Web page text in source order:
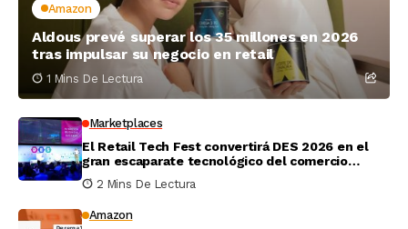
Amazon
Aldous prevé superar los 35 millones en 2026
tras impulsar su negocio en retail
1 Mins De Lectura
Marketplaces
El Retail Tech Fest convertirá DES 2026 en el
gran escaparate tecnológico del comercio
minorista
2 Mins De Lectura
Amazon